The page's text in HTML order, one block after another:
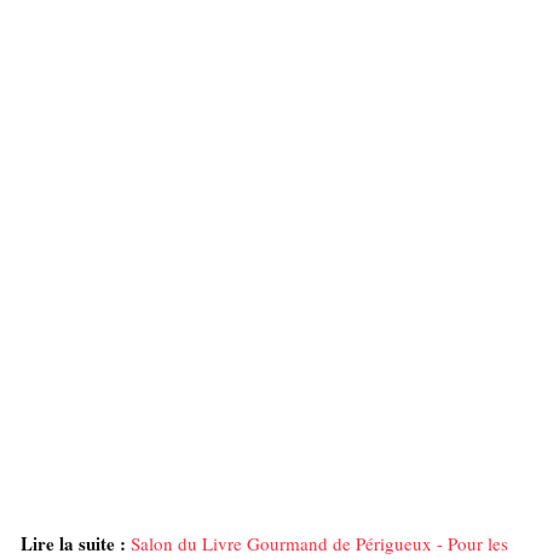
Lire la suite : Salon du Livre Gourmand de Périgueux - Pour les